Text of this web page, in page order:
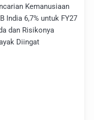
Kemanusiaan
India 6,7% untuk FY27
dan Risikonya
Diingat